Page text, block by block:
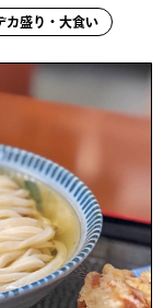
カ盛り・大食い